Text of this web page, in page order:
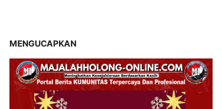
MENGUCAPKAN